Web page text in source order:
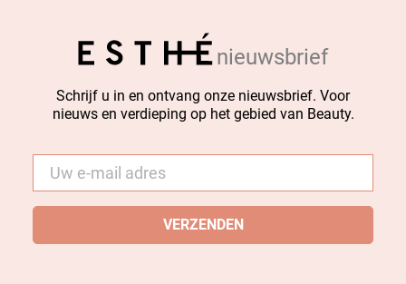
nieuwsbrief
Schrijf u in en ontvang onze nieuwsbrief. Voor
nieuws en verdieping op het gebied van Beauty.
mail *